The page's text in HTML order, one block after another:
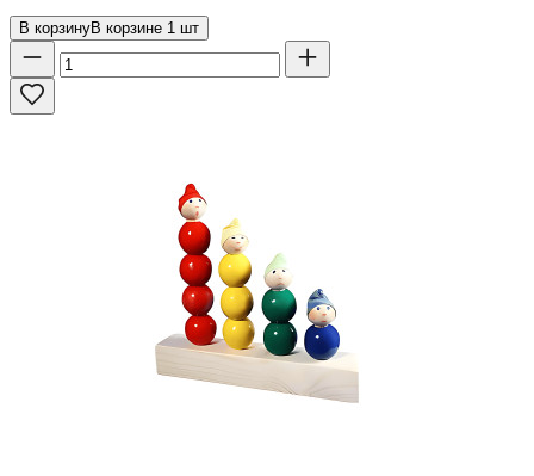
В корзинуВ корзине 1 шт